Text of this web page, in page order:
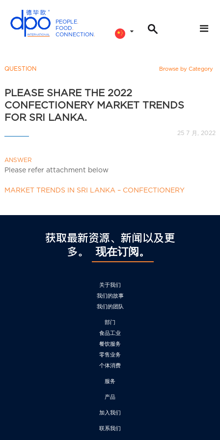
PEOPLE.
FOOD.
CONNECTION.
n
t
e
i
C
h
QUESTION Browse by Category
PLEASE SHARE THE 2022
CONFECTIONERY MARKET TRENDS
FOR SRI LANKA.
25 7 月, 2022
ANSWER
Please refer attachment below
MARKET TRENDS IN SRI LANKA – CONFECTIONERY
获取最新资源、新闻以及更
多。
现在订阅。
关于我们
我们的故事
我们的团队
部门
食品工业
餐饮服务
零售业务
个体消费
服务
产品
加入我们
联系我们